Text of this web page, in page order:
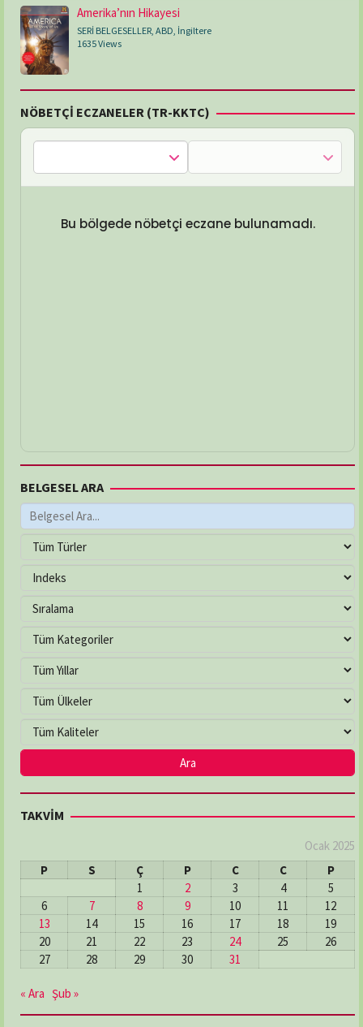
Amerika’nın Hikayesi
SERİ BELGESELLER, ABD, İngiltere
1635 Views
NÖBETÇİ ECZANELER (TR-KKTC)
Bu bölgede nöbetçi eczane bulunamadı.
BELGESEL ARA
TAKVİM
Ocak 2025
P
S Ç P C C
P
1
2 3 4
5
6
7 8 9 10 11
12
13
14 15 16 17 18
19
20
21 22 23 24 25
26
27
28 29 30 31
« Ara Şub »